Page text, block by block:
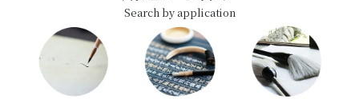
Search by application